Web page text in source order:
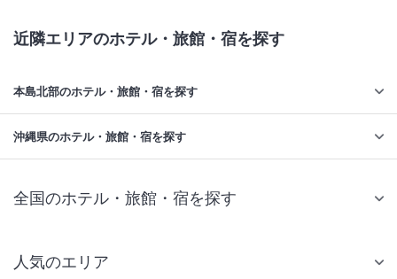
近隣エリアのホテル・旅館・宿を探す
本島北部のホテル・旅館・宿を探す
沖縄県のホテル・旅館・宿を探す
全国のホテル・旅館・宿を探す
人気のエリア